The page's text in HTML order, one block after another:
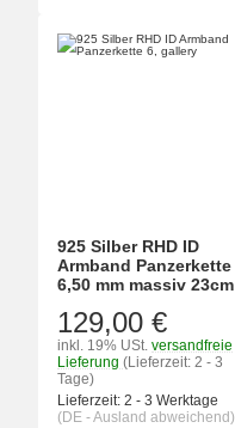
925 Silber RHD ID
Armband Panzerkette
6,50 mm massiv 23cm
129,00 €
inkl. 19% USt. versandfreie
Lieferung (Lieferzeit: 2 - 3
Tage)
Lieferzeit: 2 - 3 Werktage
(DE - Ausland abweichend)